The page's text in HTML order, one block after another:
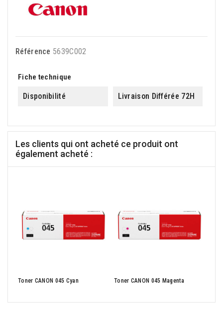
Référence 5639C002
Fiche technique
Disponibilité Livraison Différée 72H
Les clients qui ont acheté ce produit ont
également acheté :
Toner CANON 045 Cyan Toner CANON 045 Magenta